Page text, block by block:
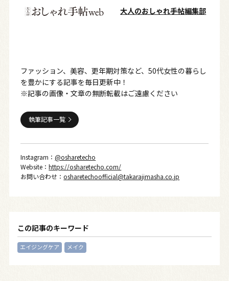
大人のおしゃれ手帖編集部
ファッション、美容、更年期対策など、50代女性の暮らし
を豊かにする記事を毎日更新中！
※記事の画像・文章の無断転載はご遠慮ください
執筆記事一覧
Instagram：@osharetecho
Website：https://osharetecho.com/
お問い合わせ：osharetechoofficial@takarajimasha.co.jp
この記事のキーワード
エイジングケア メイク